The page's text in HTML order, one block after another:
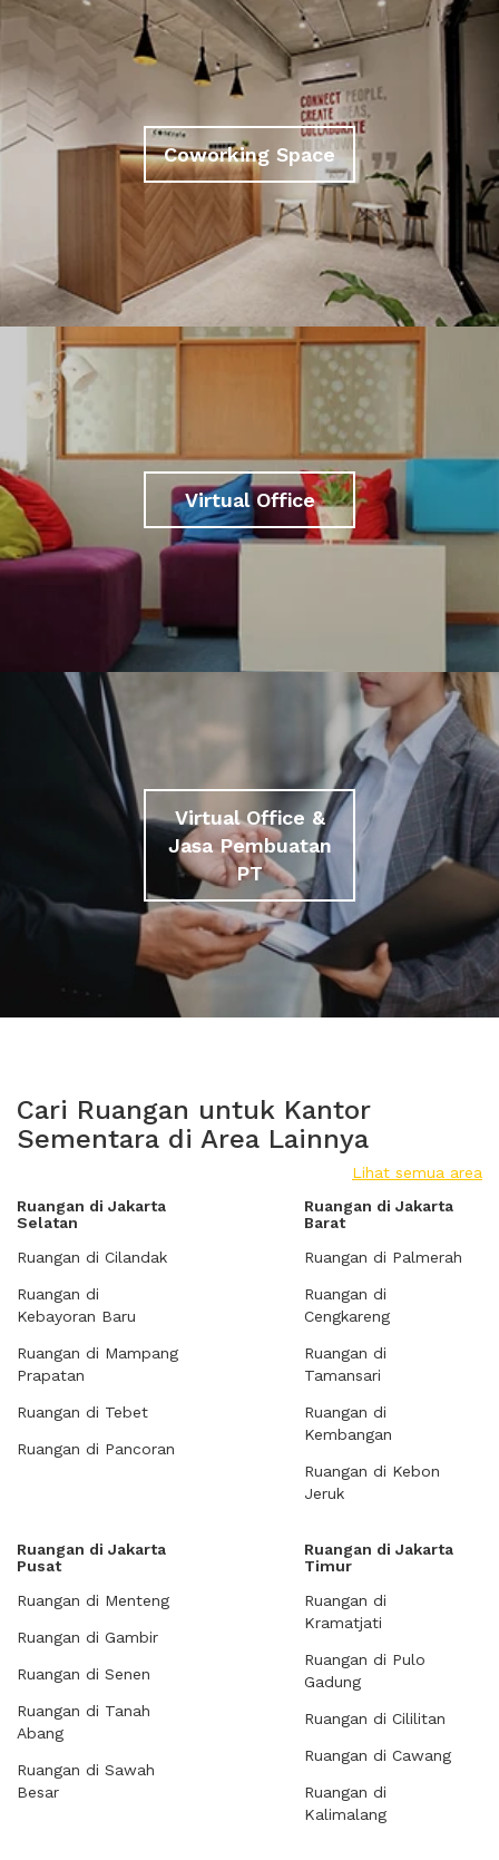
Coworking Space
Virtual Office
Virtual Office &
Jasa Pembuatan
PT
Cari Ruangan untuk Kantor
Sementara di Area Lainnya
Lihat semua area
Ruangan di Jakarta
Selatan
Ruangan di Cilandak
Ruangan di
Kebayoran Baru
Ruangan di Mampang
Prapatan
Ruangan di Tebet
Ruangan di Pancoran
Ruangan di Jakarta
Barat
Ruangan di Palmerah
Ruangan di
Cengkareng
Ruangan di
Tamansari
Ruangan di
Kembangan
Ruangan di Kebon
Jeruk
Ruangan di Jakarta
Pusat
Ruangan di Menteng
Ruangan di Gambir
Ruangan di Senen
Ruangan di Tanah
Abang
Ruangan di Sawah
Besar
Ruangan di Jakarta
Timur
Ruangan di
Kramatjati
Ruangan di Pulo
Gadung
Ruangan di Cililitan
Ruangan di Cawang
Ruangan di
Kalimalang